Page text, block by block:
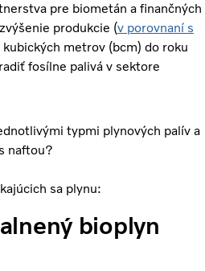
pre biometán a finančných
produkcie (v porovnaní s
metrov (bcm) do roku
fosílne palivá v sektore
typmi plynových palív a
naftou?
sa plynu:
bioplyn